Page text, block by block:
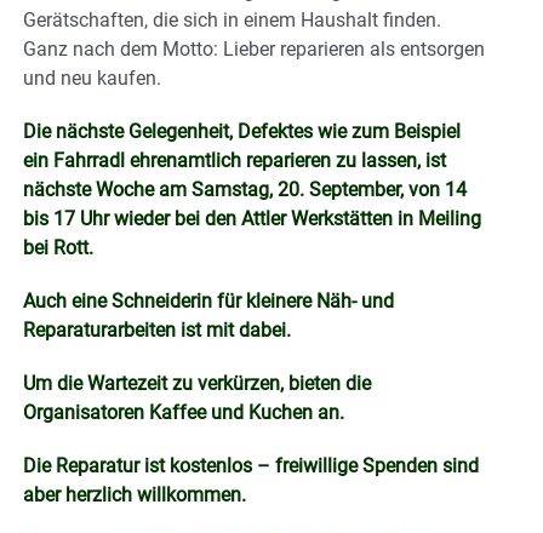
Gerätschaften, die sich in einem Haushalt finden.
Ganz nach dem Motto: Lieber reparieren als entsorgen
und neu kaufen.
Die nächste Gelegenheit, Defektes wie zum Beispiel
ein Fahrradl ehrenamtlich reparieren zu lassen, ist
nächste Woche am Samstag, 20. September, von 14
bis 17 Uhr wieder bei den Attler Werkstätten in Meiling
bei Rott.
Auch eine Schneiderin für kleinere Näh- und
Reparaturarbeiten ist mit dabei.
Um die Wartezeit zu verkürzen, bieten die
Organisatoren Kaffee und Kuchen an.
Die Reparatur ist kostenlos – freiwillige Spenden sind
aber herzlich willkommen.